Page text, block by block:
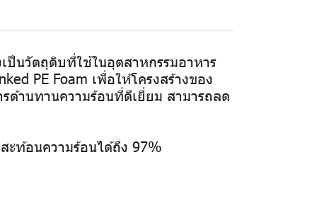
ป็นวัตถุดิบที่ใช้ในอุตสาหกรรมอาหาร
PE Foam เพื่อให้โครงสร้างของ
ต้านทานความร้อนที่ดีเยี่ยม สามารถลด
ท้อนความร้อนได้ถึง 97%